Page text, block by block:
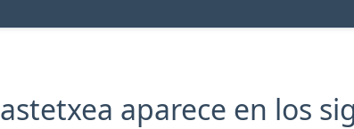
aparece en los